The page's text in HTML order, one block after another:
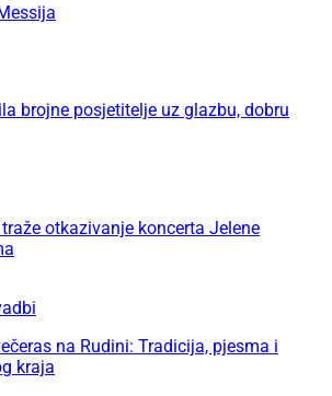
brojne posjetitelje uz glazbu, dobru
otkazivanje koncerta Jelene
na Rudini: Tradicija, pjesma i
kraja